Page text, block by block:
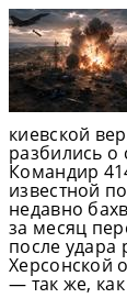
киевской
разбились о
Командир
известной
недавно
за месяц
после удара
Херсонской
— так же,